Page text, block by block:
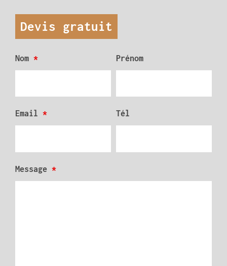
Devis gratuit
Nom * Prénom
Email * Tél
Message *